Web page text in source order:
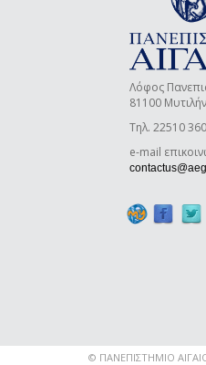
Λόφος
81100
Τηλ. 22510
e-mail
© ΠΑΝΕΠΙΣΤΗΜΙΟ